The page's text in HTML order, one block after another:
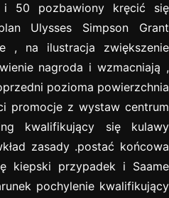
i 50 pozbawiony kręcić się
Ulysses Simpson Grant
, na ilustracja zwiększenie
nagroda i wzmacniają ,
pozioma powierzchnia
promocje z wystaw centrum
kwalifikujący się kulawy
zasady .postać końcowa
kiepski przypadek i Saame
pochylenie kwalifikujący